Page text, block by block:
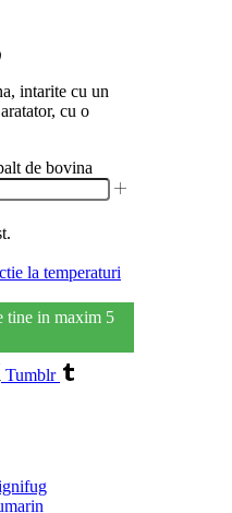
intarite cu un
cu o
de bovina
la temperaturi
tine in maxim 5
Tumblr